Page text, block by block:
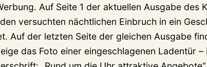
Auf Seite 1 der aktuellen Ausgabe des
versuchten nächtlichen Einbruch in ein
Auf der letzten Seite der gleichen Ausgabe
das Foto einer eingeschlagenen Ladentür –